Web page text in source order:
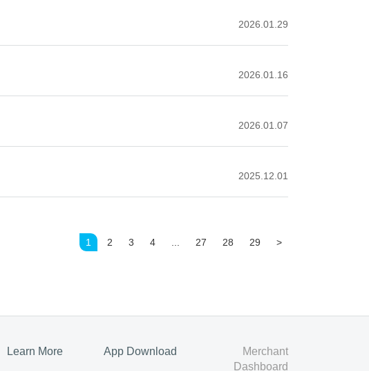
2026.01.29
2026.01.16
2026.01.07
2025.12.01
1 2 3 4 27 28 29 >
Learn More App Download
Merchant
Dashboard